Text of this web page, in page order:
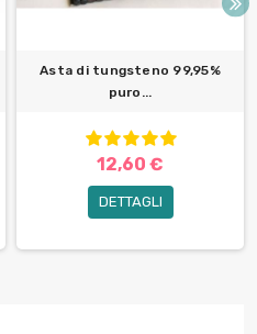
Asta di tungsteno 99,95%
puro...
12,60 €
DETTAGLI